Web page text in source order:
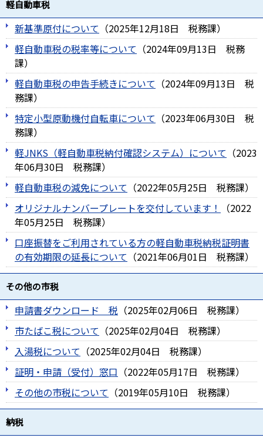
軽自動車税
新基準原付について （2025年12月18日 税務課）
軽自動車税の税率等について （2024年09月13日
税務
課）
軽自動車税の申告手続きについて （2024年09月13日
税
務課）
特定小型原動機付自転車について （2023年06月30日
税
務課）
軽JNKS（軽自動車税納付確認システム）について （2023
年06月30日
税務課）
軽自動車税の減免について （2022年05月25日 税務課）
オリジナルナンバープレートを交付しています！
（2022
年05月25日
税務課）
口座振替をご利用されている方の軽自動車税納税証明書
の有効期限の延長について （2021年06月01日 税務課）
その他の市税
申請書ダウンロード 税 （2025年02月06日 税務課）
市たばこ税について （2025年02月04日 税務課）
入湯税について （2025年02月04日 税務課）
証明・申請（受付）窓口 （2022年05月17日 税務課）
その他の市税について （2019年05月10日 税務課）
納税